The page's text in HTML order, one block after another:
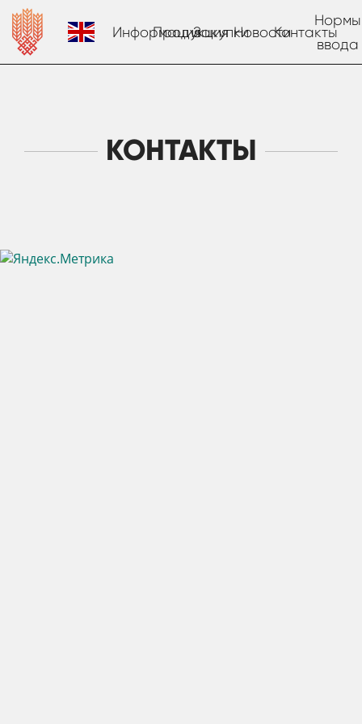
Информация
Продукция
ЗакупкиНовостиКонтакты
Нормы
ввода
КОНТАКТЫ